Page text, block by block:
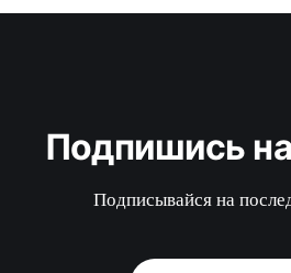
Подпишись
Подписывайся на